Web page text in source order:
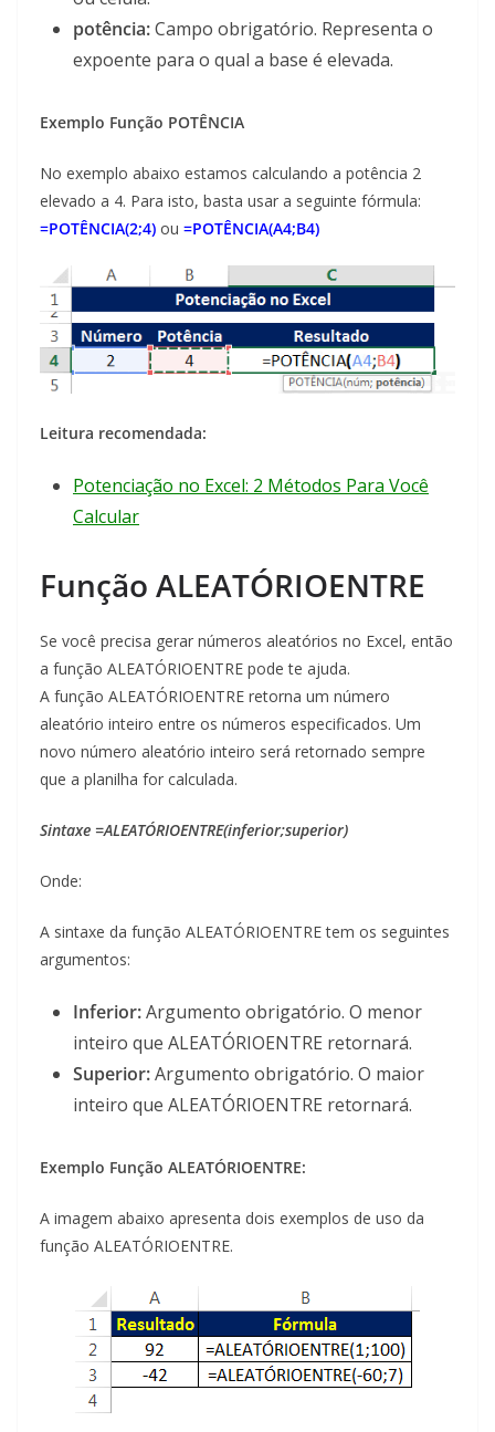
potência:Campo obrigatório. Representa o
expoente para o qual a base é elevada.
Exemplo Função POTÊNCIA
No exemplo abaixo estamos calculando a potência 2
elevado a 4. Para isto, basta usar a seguinte fórmula:
=POTÊNCIA(2;4) ou =POTÊNCIA(A4;B4)
Leitura recomendada:
Potenciação no Excel: 2 Métodos Para Você
Calcular
Função ALEATÓRIOENTRE
Se você precisa gerar números aleatórios no Excel, então
a função ALEATÓRIOENTRE pode te ajuda.
A função ALEATÓRIOENTRE retorna um número
aleatório inteiro entre os números especificados. Um
novo número aleatório inteiro será retornado sempre
que a planilha for calculada.
Sintaxe =ALEATÓRIOENTRE(inferior;superior)
Onde:
A sintaxe da função ALEATÓRIOENTRE tem os seguintes
argumentos:
Inferior:Argumento obrigatório. O menor
inteiro que ALEATÓRIOENTRE retornará.
Superior:Argumento obrigatório. O maior
inteiro que ALEATÓRIOENTRE retornará.
Exemplo Função ALEATÓRIOENTRE:
A imagem abaixo apresenta dois exemplos de uso da
função ALEATÓRIOENTRE.